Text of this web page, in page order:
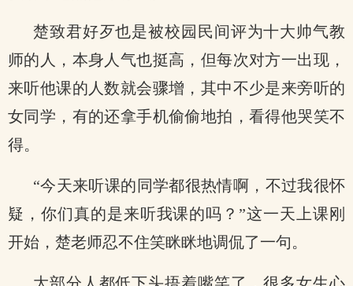
楚致君好歹也是被校园民间评为十大帅气教
师的人，本身人气也挺高，但每次对方一出现，
来听他课的人数就会骤增，其中不少是来旁听的
女同学，有的还拿手机偷偷地拍，看得他哭笑不
得。
“今天来听课的同学都很热情啊，不过我很怀
疑，你们真的是来听我课的吗？”这一天上课刚
开始，楚老师忍不住笑眯眯地调侃了一句。